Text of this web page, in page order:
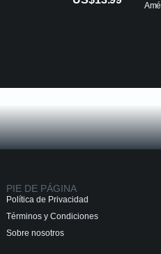
PIE DE PÁGINA
Política de Privacidad
Términos y Condiciones
Sobre nosotros